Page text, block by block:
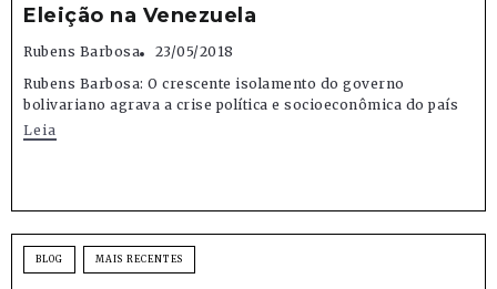
Eleição na Venezuela
Rubens Barbosa
23/05/2018
Rubens Barbosa: O crescente isolamento do governo
bolivariano agrava a crise política e socioeconômica do país
Leia
BLOG MAIS RECENTES